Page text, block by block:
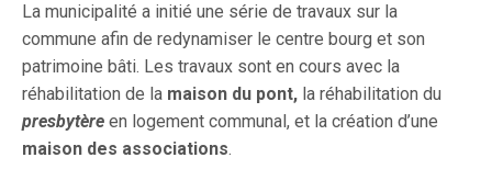
La municipalité a initié une série de travaux sur la
commune afin de redynamiser le centre bourg et son
patrimoine bâti. Les travaux sont en cours avec la
réhabilitation de la maison du pont, la réhabilitation du
presbytère en logement communal, et la création d’une
maison des associations.